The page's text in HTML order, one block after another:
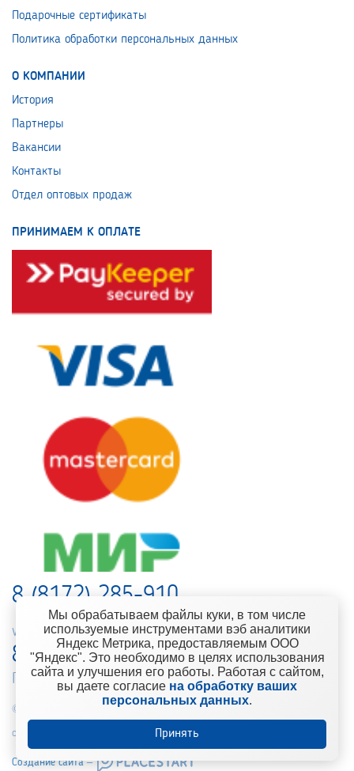
Подарочные сертификаты
Политика обработки персональных данных
О КОМПАНИИ
История
Партнеры
Вакансии
Контакты
Отдел оптовых продаж
ПРИНИМАЕМ К ОПЛАТЕ
8 (8172) 285-910
web-support@kontinent.ru
8 900 501-25-53
Горячая линия интернет-магазина
© 2010-2021 Компания «Континент» Сеть магазинов строительно-
отделочных материалов
Создание сайта –
Мы обрабатываем файлы куки, в том числе
используемые инструментами вэб аналитики
Яндекс Метрика, предоставляемым ООО
"Яндекс". Это необходимо в целях использования
сайта и улучшения его работы. Работая с сайтом,
вы даете согласие на обработку ваших
персональных данных.
Принять